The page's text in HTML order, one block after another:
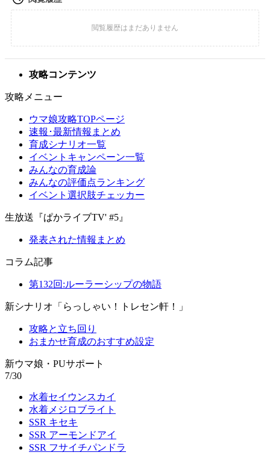
攻略コンテンツ
攻略メニュー
ウマ娘攻略TOPページ
速報･最新情報まとめ
育成シナリオ一覧
イベントキャンペーン一覧
みんなの育成論
みんなの評価点ランキング
イベント選択肢チェッカー
生放送『ぱかライブTV' #5』
発表された情報まとめ
コラム記事
第132回:ルーラーシップの物語
新シナリオ「らっしゃい！トレセン軒！」
攻略と立ち回り
おまかせ育成のおすすめ設定
新ウマ娘・PUサポート
7/30
水着セイウンスカイ
水着メジロブライト
SSR キセキ
SSR アーモンドアイ
SSR フサイチパンドラ